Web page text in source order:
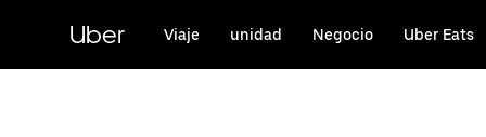
contenido
principal
Uber Viaje unidad Negocio Uber Eats